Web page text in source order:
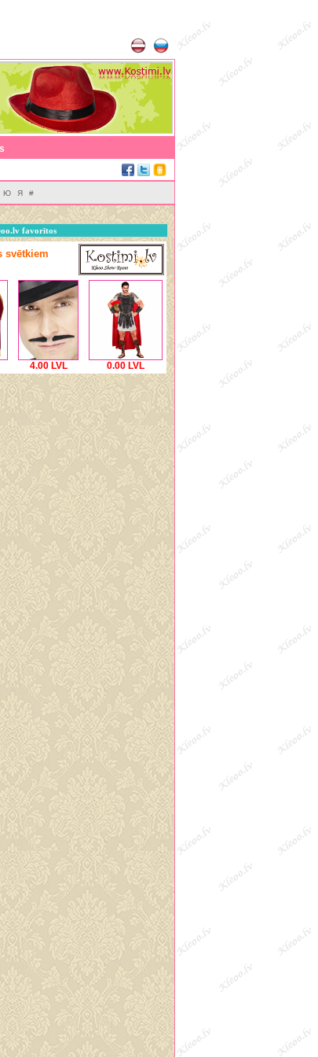
Ю Я #
favorītos
svētkiem
4.00 LVL 0.00 LVL